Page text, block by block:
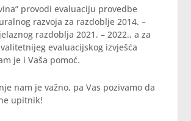
provodi evaluaciju provedbe
razvoja za razdoblje 2014. –
razdoblja 2021. – 2022., a za
evaluacijskog izvješća
je i Vaša pomoć.
nam je važno, pa Vas pozivamo da
upitnik!